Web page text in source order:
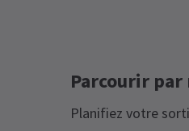
Parcourir par
Planifiez votre